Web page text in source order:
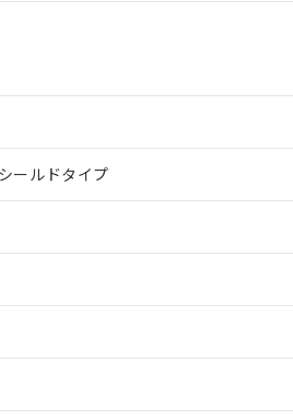
ールドタイプ